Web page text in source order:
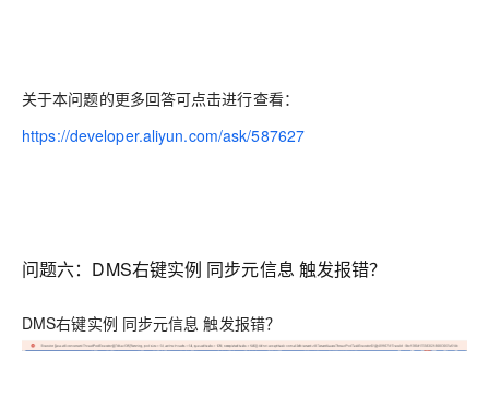
关于本问题的更多回答可点击进行查看：
https://developer.aliyun.com/ask/587627
问题六：DMS右键实例 同步元信息 触发报错？
DMS右键实例 同步元信息 触发报错？